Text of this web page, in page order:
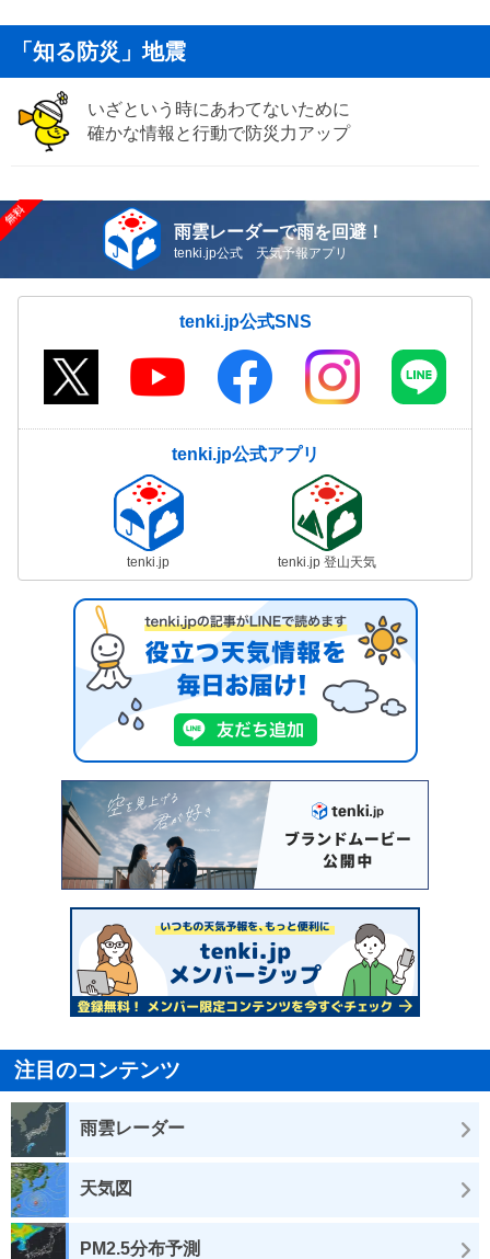
「知る防災」地震
いざという時にあわてないために
確かな情報と行動で防災力アップ
雨雲レーダーで雨を回避！
tenki.jp公式 天気予報アプリ
tenki.jp公式SNS
tenki.jp公式アプリ
tenki.jp tenki.jp 登山天気
注目のコンテンツ
雨雲レーダー
天気図
PM2.5分布予測